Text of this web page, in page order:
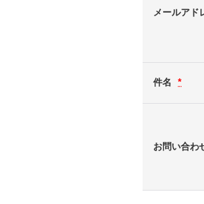
メールアド
件名 *
お問い合わ